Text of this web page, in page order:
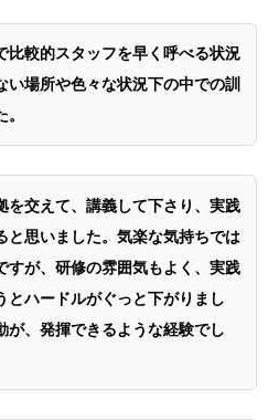
比較的スタッフを早く呼べる状況
場所や色々な状況下の中での訓
を交えて、講義して下さり、実践
と思いました。気楽な気持ちでは
すが、研修の雰囲気もよく、実践
とハードルがぐっと下がりまし
が、発揮できるような経験でし